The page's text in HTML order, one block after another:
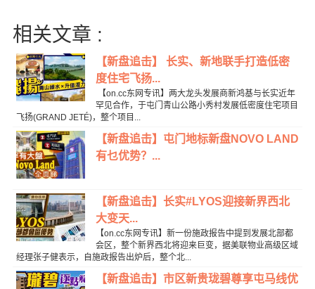
相关文章 :
【新盘追击】 长实、新地联手打造低密
度住宅飞扬...
【on.cc东网专讯】两大龙头发展商新鸿基与长实近年
罕见合作，于屯门青山公路小秀村发展低密度住宅项目
飞扬(GRAND JETÉ)，整个项目...
【新盘追击】屯门地标新盘NOVO LAND
有乜优势？...
【新盘追击】长实#LYOS迎接新界西北
大变天...
【on.cc东网专讯】新一份施政报告中提到发展北部都
会区，整个新界西北将迎来巨变，据美联物业高级区域
经理张子健表示，自施政报告出炉后，整个北...
【新盘追击】市区新贵珑碧尊享屯马线优